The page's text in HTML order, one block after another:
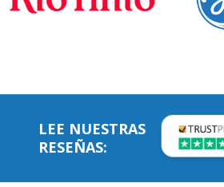
LEE NUESTRAS
RESEÑAS: